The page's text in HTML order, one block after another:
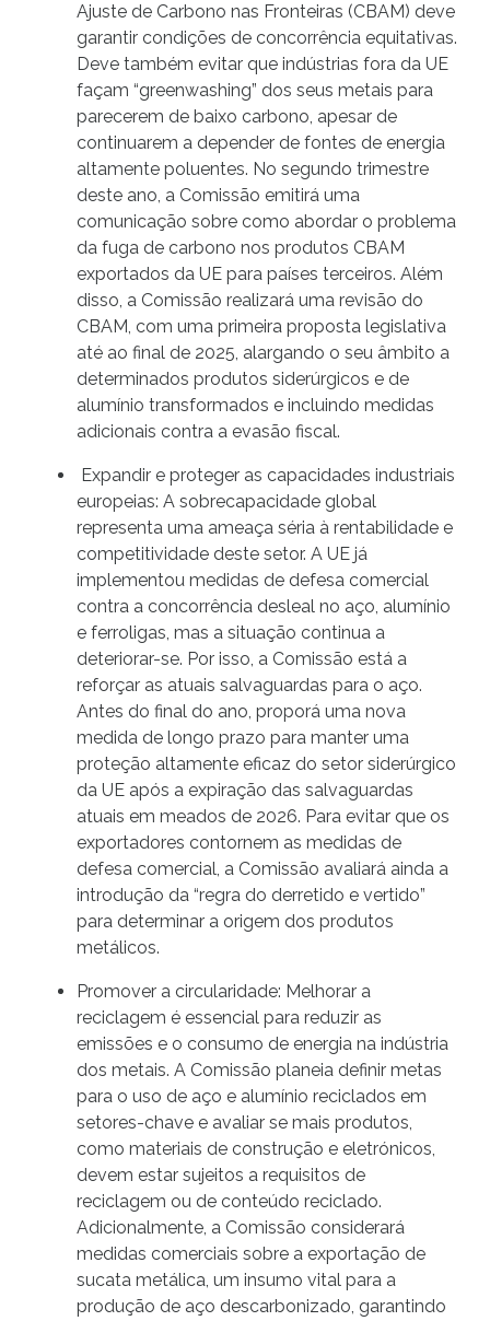
Ajuste de Carbono nas Fronteiras (CBAM) deve
garantir condições de concorrência equitativas.
Deve também evitar que indústrias fora da UE
façam “greenwashing” dos seus metais para
parecerem de baixo carbono, apesar de
continuarem a depender de fontes de energia
altamente poluentes. No segundo trimestre
deste ano, a Comissão emitirá uma
comunicação sobre como abordar o problema
da fuga de carbono nos produtos CBAM
exportados da UE para países terceiros. Além
disso, a Comissão realizará uma revisão do
CBAM, com uma primeira proposta legislativa
até ao final de 2025, alargando o seu âmbito a
determinados produtos siderúrgicos e de
alumínio transformados e incluindo medidas
adicionais contra a evasão fiscal.
Expandir e proteger as capacidades industriais
europeias: A sobrecapacidade global
representa uma ameaça séria à rentabilidade e
competitividade deste setor. A UE já
implementou medidas de defesa comercial
contra a concorrência desleal no aço, alumínio
e ferroligas, mas a situação continua a
deteriorar-se. Por isso, a Comissão está a
reforçar as atuais salvaguardas para o aço.
Antes do final do ano, proporá uma nova
medida de longo prazo para manter uma
proteção altamente eficaz do setor siderúrgico
da UE após a expiração das salvaguardas
atuais em meados de 2026. Para evitar que os
exportadores contornem as medidas de
defesa comercial, a Comissão avaliará ainda a
introdução da “regra do derretido e vertido”
para determinar a origem dos produtos
metálicos.
Promover a circularidade: Melhorar a
reciclagem é essencial para reduzir as
emissões e o consumo de energia na indústria
dos metais. A Comissão planeia definir metas
para o uso de aço e alumínio reciclados em
setores-chave e avaliar se mais produtos,
como materiais de construção e eletrónicos,
devem estar sujeitos a requisitos de
reciclagem ou de conteúdo reciclado.
Adicionalmente, a Comissão considerará
medidas comerciais sobre a exportação de
sucata metálica, um insumo vital para a
produção de aço descarbonizado, garantindo